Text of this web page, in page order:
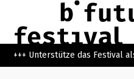
Zum Hauptinhalt der
Zur Startseite
+++ Unterstütze das Festival